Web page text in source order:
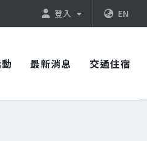
登入 EN
最新消息 交通住宿